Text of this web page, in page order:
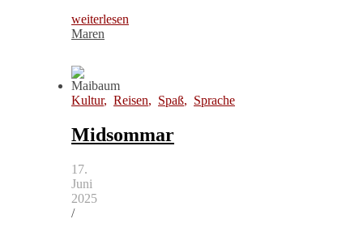
weiterlesen
Maren
Kultur, Reisen, Spaß, Sprache
Midsommar
17.
Juni
2025
/